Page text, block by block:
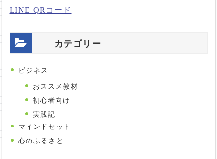
LINE QRコード
カテゴリー
ビジネス
おススメ教材
初心者向け
実践記
マインドセット
心のふるさと